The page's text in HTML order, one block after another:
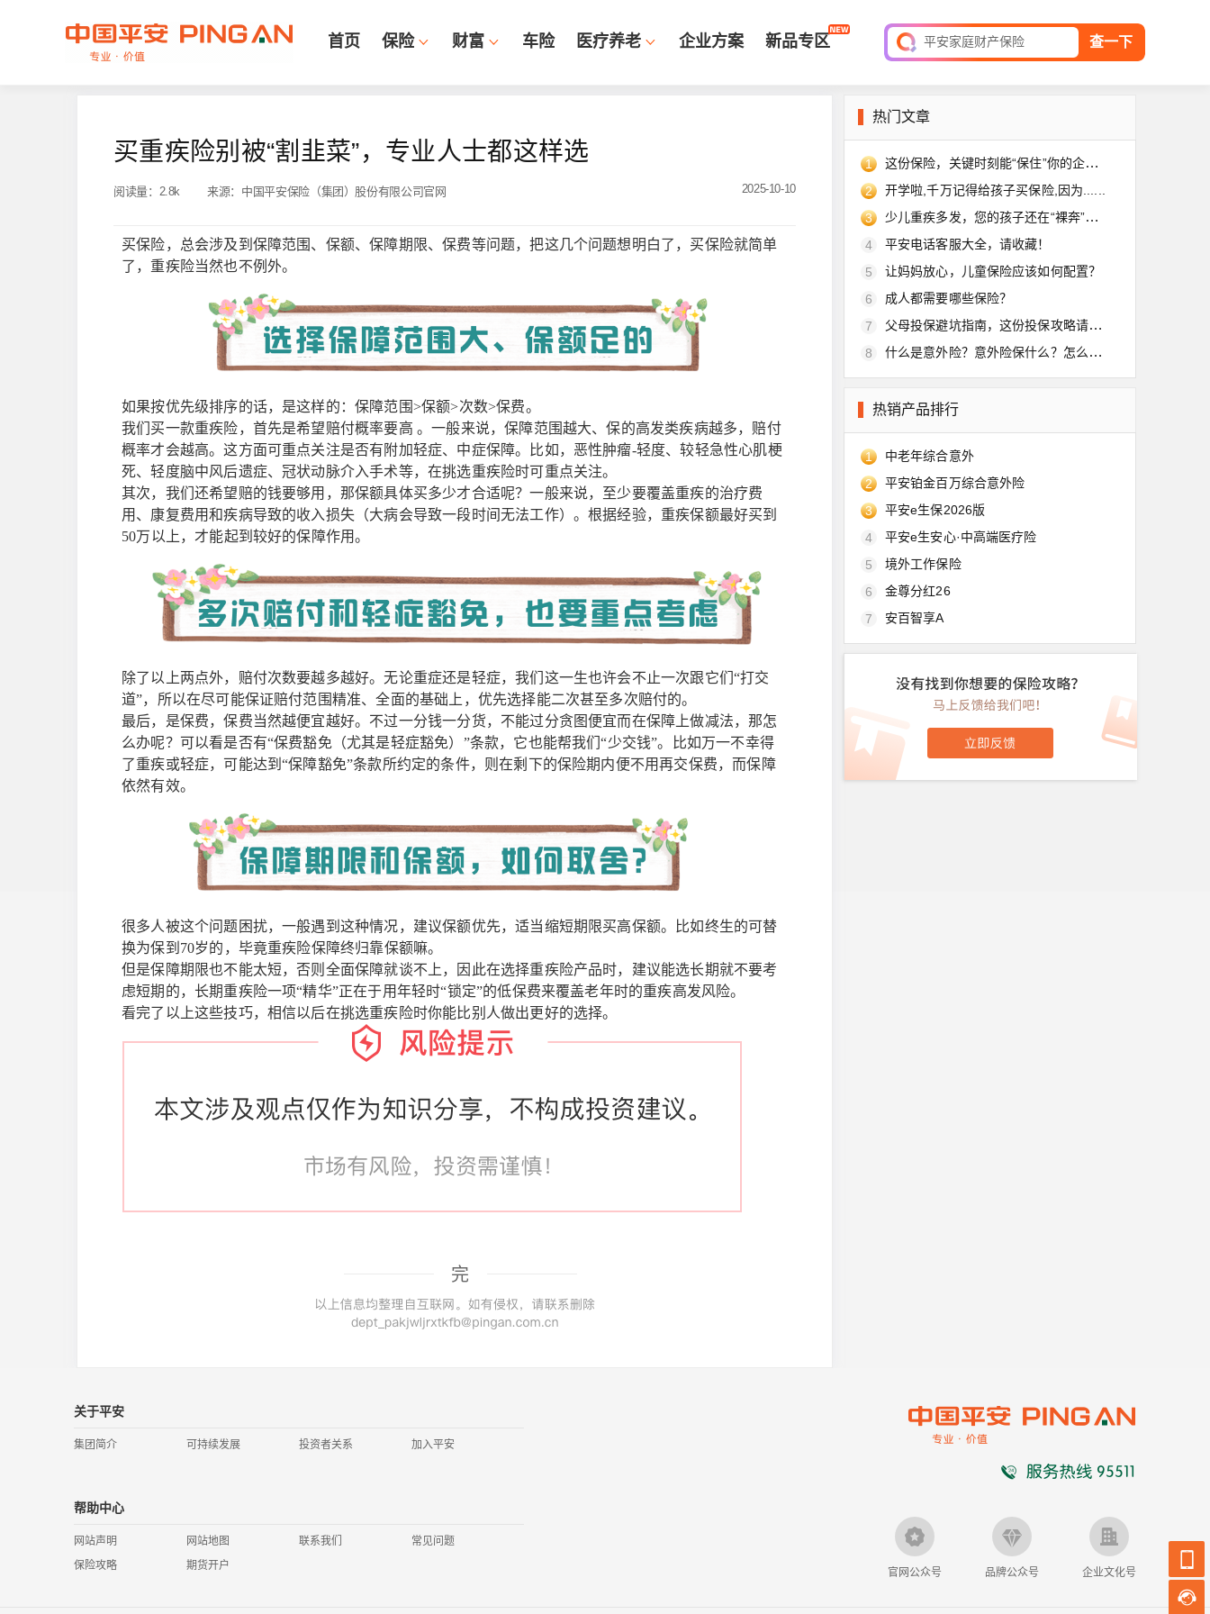
首页 保险 财富 车险 医疗养老 企业方案 新品专区
平安家庭财产保险
查一下
买重疾险别被“割韭菜”，专业人士都这样选
阅读量： 2.8k 来源： 中国平安保险（集团）股份有限公司官网 2025-10-10
买保险，总会涉及到保障范围、保额、保障期限、保费等问题，把这几个问题想明白了，买保险就简单
了，重疾险当然也不例外。
如果按优先级排序的话，是这样的：保障范围>保额>次数>保费。
我们买一款重疾险，首先是希望赔付概率要高 。一般来说，保障范围越大、保的高发类疾病越多，赔付
概率才会越高。这方面可重点关注是否有附加轻症、中症保障。比如，恶性肿瘤-轻度、较轻急性心肌梗
死、轻度脑中风后遗症、冠状动脉介入手术等，在挑选重疾险时可重点关注。
其次，我们还希望赔的钱要够用，那保额具体买多少才合适呢？一般来说，至少要覆盖重疾的治疗费
用、康复费用和疾病导致的收入损失（大病会导致一段时间无法工作）。根据经验，重疾保额最好买到
50万以上，才能起到较好的保障作用。
除了以上两点外，赔付次数要越多越好。无论重症还是轻症，我们这一生也许会不止一次跟它们“打交
道”，所以在尽可能保证赔付范围精准、全面的基础上，优先选择能二次甚至多次赔付的。
最后，是保费，保费当然越便宜越好。不过一分钱一分货，不能过分贪图便宜而在保障上做减法，那怎
么办呢？可以看是否有“保费豁免（尤其是轻症豁免）”条款，它也能帮我们“少交钱”。比如万一不幸得
了重疾或轻症，可能达到“保障豁免”条款所约定的条件，则在剩下的保险期内便不用再交保费，而保障
依然有效。
很多人被这个问题困扰，一般遇到这种情况，建议保额优先，适当缩短期限买高保额。比如终生的可替
换为保到70岁的，毕竟重疾险保障终归靠保额嘛。
但是保障期限也不能太短，否则全面保障就谈不上，因此在选择重疾险产品时，建议能选长期就不要考
虑短期的，长期重疾险一项“精华”正在于用年轻时“锁定”的低保费来覆盖老年时的重疾高发风险。
看完了以上这些技巧，相信以后在挑选重疾险时你能比别人做出更好的选择。
完
热门文章
1
这份保险，关键时刻能“保住”你的企业！
2
开学啦,千万记得给孩子买保险,因为......
3
少儿重疾多发，您的孩子还在“裸奔”吗？
4
平安电话客服大全，请收藏！
5
让妈妈放心，儿童保险应该如何配置？
6
成人都需要哪些保险？
7
父母投保避坑指南，这份投保攻略请收好
8
什么是意外险？意外险保什么？怎么买？
热销产品排行
1
中老年综合意外
2
平安铂金百万综合意外险
3
平安e生保2026版
4
平安e生安心·中高端医疗险
5
境外工作保险
6
金尊分红26
7
安百智享A
关于平安
集团简介 可持续发展 投资者关系 加入平安
帮助中心
网站声明 网站地图 联系我们
常见问题
保险攻略
期货开户
官网公众号 品牌公众号 企业文化号